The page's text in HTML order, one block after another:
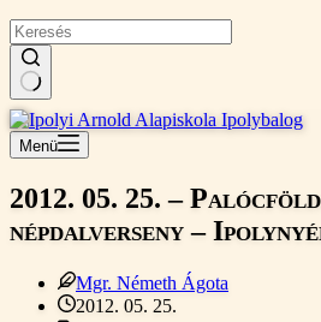
Nincs
találat
Menü
2012. 05. 25. –
népdalverseny –
Mgr. Németh Ágota
2012. 05. 25.